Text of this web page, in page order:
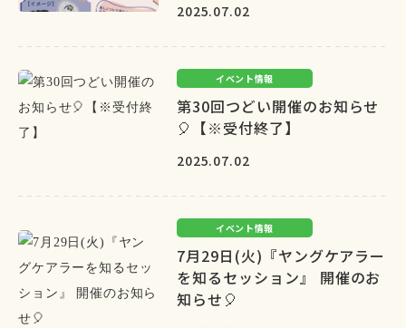
2025.07.02
イベント情報
第30回つどい開催のお知らせ
🎈【※受付終了】
2025.07.02
イベント情報
7月29日(火)『ヤングケアラー
を知るセッション』 開催のお
知らせ🎈